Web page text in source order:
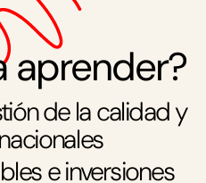
aprender?
de la calidad y
e inversiones